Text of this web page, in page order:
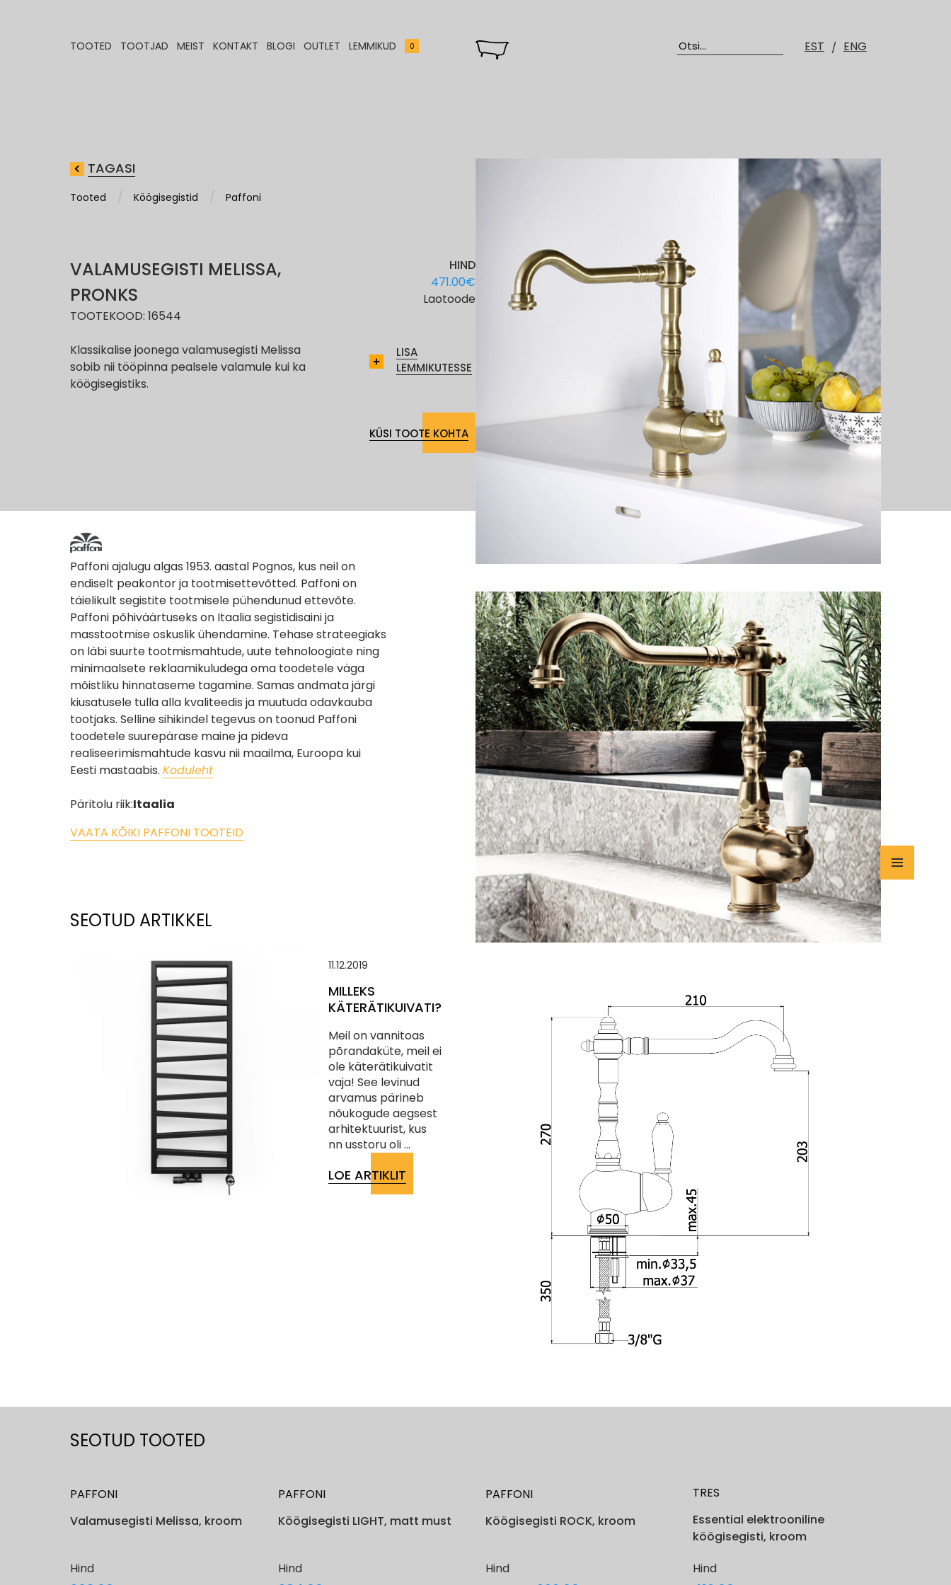
TOOTED TOOTJAD MEIST KONTAKT BLOGI OUTLET LEMMIKUD 0 EST ENG
TAGASI
Tooted Köögisegistid Paffoni
VALAMUSEGISTI MELISSA,
PRONKS
TOOTEKOOD: 16544
Klassikalise joonega valamusegisti Melissa
sobib nii tööpinna pealsele valamule kui ka
köögisegistiks.
HIND
471.00€
Laotoode
LISA
LEMMIKUTESSE
KÜSI TOOTE KOHTA
Paffoni ajalugu algas 1953. aastal Pognos, kus neil on
endiselt peakontor ja tootmisettevõtted. Paffoni on
täielikult segistite tootmisele pühendunud ettevõte.
Paffoni põhiväärtuseks on Itaalia segistidisaini ja
masstootmise oskuslik ühendamine. Tehase strateegiaks
on läbi suurte tootmismahtude, uute tehnoloogiate ning
minimaalsete reklaamikuludega oma toodetele väga
mõistliku hinnataseme tagamine. Samas andmata järgi
kiusatusele tulla alla kvaliteedis ja muutuda odavkauba
tootjaks. Selline sihikindel tegevus on toonud Paffoni
toodetele suurepärase maine ja pideva
realiseerimismahtude kasvu nii maailma, Euroopa kui
Eesti mastaabis.Koduleht
Päritolu riik:Itaalia
VAATA KÕIKI PAFFONI TOOTEID
SEOTUD ARTIKKEL
11.12.2019
MILLEKS
KÄTERÄTIKUIVATI?
Meil on vannitoas
põrandaküte, meil ei
ole käterätikuivatit
vaja! See levinud
arvamus pärineb
nõukogude aegsest
arhitektuurist, kus
nn usstoru oli ...
LOE ARTIKLIT
SEOTUD TOOTED
PAFFONI
Valamusegisti Melissa, kroom
Hind
PAFFONI
Köögisegisti LIGHT, matt must
Hind
PAFFONI
Köögisegisti ROCK, kroom
Hind
TRES
Essential elektrooniline
köögisegisti, kroom
Hind